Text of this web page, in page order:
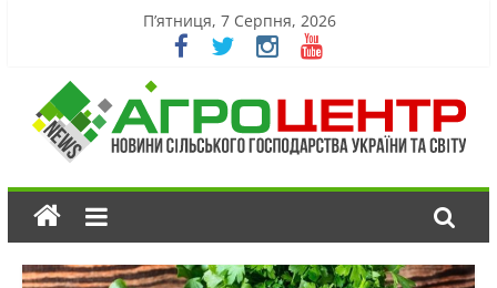
П’ятниця, 7 Серпня, 2026